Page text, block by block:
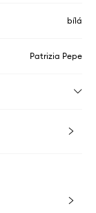
bílá
Patrizia Pepe